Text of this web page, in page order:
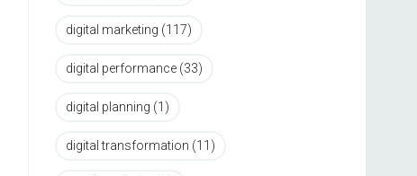
digital marketing (117)
digital performance (33)
digital planning (1)
digital transformation (11)